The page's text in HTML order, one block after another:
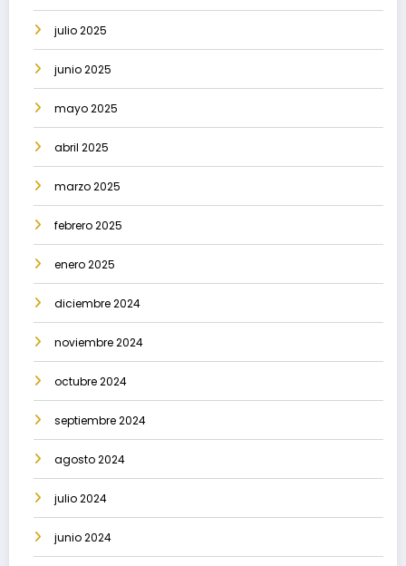
julio 2025
junio 2025
mayo 2025
abril 2025
marzo 2025
febrero 2025
enero 2025
diciembre 2024
noviembre 2024
octubre 2024
septiembre 2024
agosto 2024
julio 2024
junio 2024